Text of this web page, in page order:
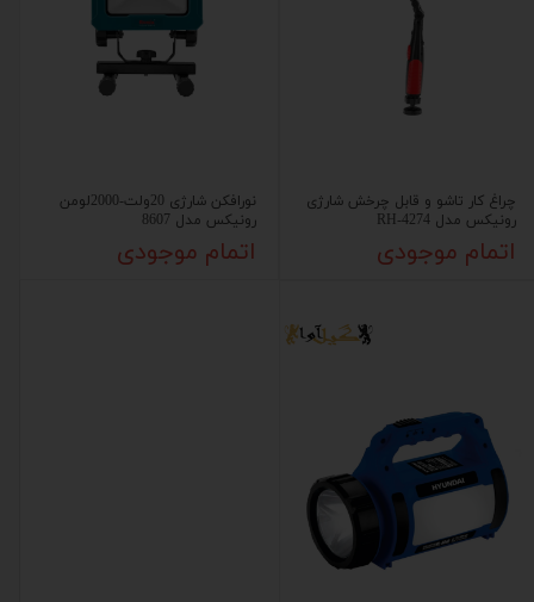
چراغ کار تاشو و قابل چرخش شارژی
رونیکس مدل RH-4274
اتمام موجودی
نورافکن شارژی 20ولت-2000لومن
رونیکس مدل 8607
اتمام موجودی